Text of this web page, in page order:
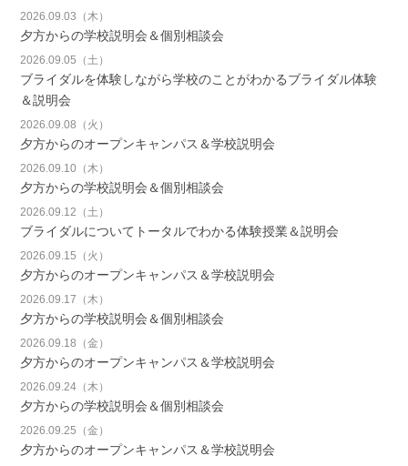
2026.09.03（木）
夕方からの学校説明会＆個別相談会
2026.09.05（土）
ブライダルを体験しながら学校のことがわかるブライダル体験
＆説明会
2026.09.08（火）
夕方からのオープンキャンパス＆学校説明会
2026.09.10（木）
夕方からの学校説明会＆個別相談会
2026.09.12（土）
ブライダルについてトータルでわかる体験授業＆説明会
2026.09.15（火）
夕方からのオープンキャンパス＆学校説明会
2026.09.17（木）
夕方からの学校説明会＆個別相談会
2026.09.18（金）
夕方からのオープンキャンパス＆学校説明会
2026.09.24（木）
夕方からの学校説明会＆個別相談会
2026.09.25（金）
夕方からのオープンキャンパス＆学校説明会